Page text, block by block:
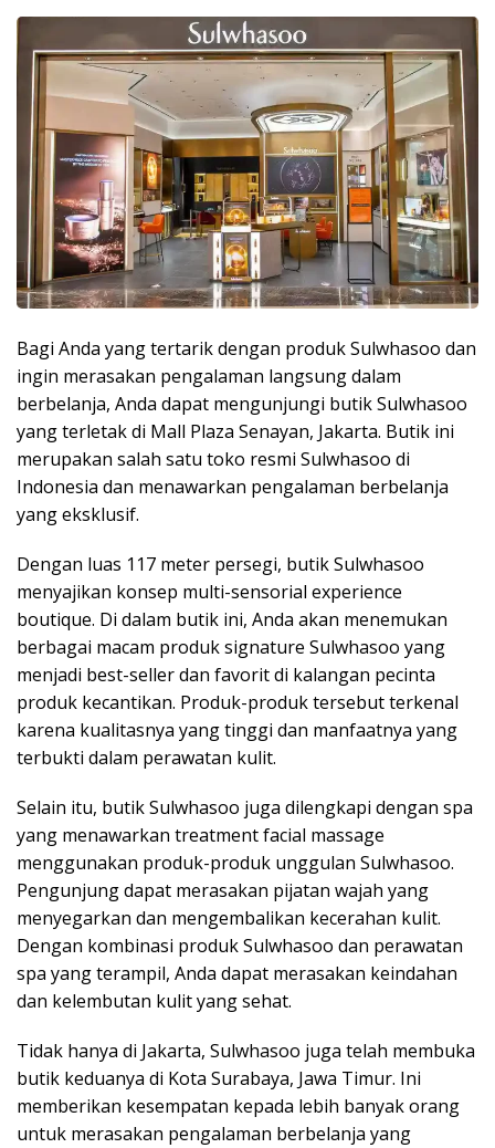
Bagi Anda yang tertarik dengan produk Sulwhasoo dan
ingin merasakan pengalaman langsung dalam
berbelanja, Anda dapat mengunjungi butik Sulwhasoo
yang terletak di Mall Plaza Senayan, Jakarta. Butik ini
merupakan salah satu toko resmi Sulwhasoo di
Indonesia dan menawarkan pengalaman berbelanja
yang eksklusif.
Dengan luas 117 meter persegi, butik Sulwhasoo
menyajikan konsep multi-sensorial experience
boutique. Di dalam butik ini, Anda akan menemukan
berbagai macam produk signature Sulwhasoo yang
menjadi best-seller dan favorit di kalangan pecinta
produk kecantikan. Produk-produk tersebut terkenal
karena kualitasnya yang tinggi dan manfaatnya yang
terbukti dalam perawatan kulit.
Selain itu, butik Sulwhasoo juga dilengkapi dengan spa
yang menawarkan treatment facial massage
menggunakan produk-produk unggulan Sulwhasoo.
Pengunjung dapat merasakan pijatan wajah yang
menyegarkan dan mengembalikan kecerahan kulit.
Dengan kombinasi produk Sulwhasoo dan perawatan
spa yang terampil, Anda dapat merasakan keindahan
dan kelembutan kulit yang sehat.
Tidak hanya di Jakarta, Sulwhasoo juga telah membuka
butik keduanya di Kota Surabaya, Jawa Timur. Ini
memberikan kesempatan kepada lebih banyak orang
untuk merasakan pengalaman berbelanja yang